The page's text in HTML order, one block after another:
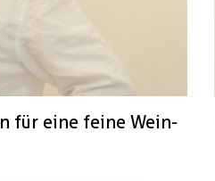
für eine feine Wein-